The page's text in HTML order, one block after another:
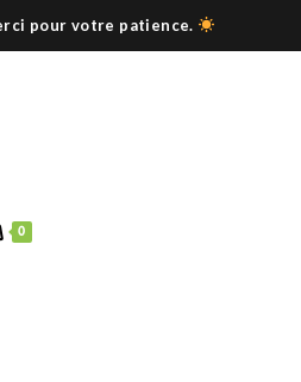
pour votre patience.
0